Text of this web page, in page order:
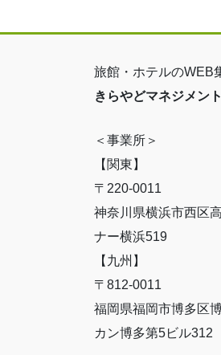
旅館・ホテルのWEB
きらやどマネジメント
＜事業所＞
【関東】
〒220-0011
神奈川県横浜市西区
ナー横浜519
【九州】
〒812-0011
福岡県福岡市博多区
カン博多第5ビル312